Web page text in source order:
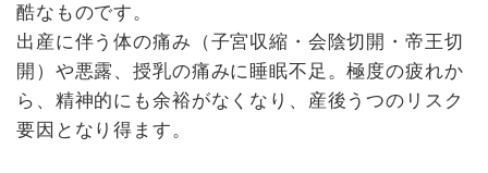
酷なものです。
出産に伴う体の痛み（子宮収縮・会陰切開・帝王切
開）や悪露、授乳の痛みに睡眠不足。極度の疲れか
ら、精神的にも余裕がなくなり、産後うつのリスク
要因となり得ます。